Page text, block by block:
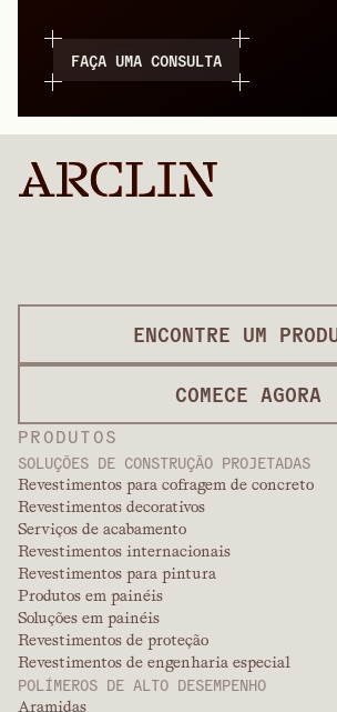
FAÇA UMA CONSULTA
PRODUTOS
SOLUÇÕES DE CONSTRUÇÃO PROJETADAS
Revestimentos para cofragem de concreto
Revestimentos decorativos
Serviços de acabamento
Revestimentos internacionais
Revestimentos para pintura
Produtos em painéis
Soluções em painéis
Revestimentos de proteção
Revestimentos de engenharia especial
POLÍMEROS DE ALTO DESEMPENHO
Aramidas
ENCONTRE UM
COMECE AGORA